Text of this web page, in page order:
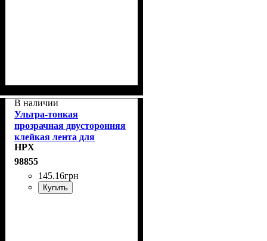
В наличии
Ультра-тонкая
прозрачная двусторонняя
клейкая лента для
максимального
прилегания ULTRA
MOUNT 9мм х 10м HPX
UM0910
HPX
98855
145.16грн
Купить